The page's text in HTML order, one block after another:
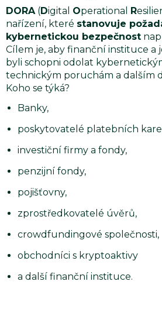
DORA(Digital Operational R
nařízení, které stanovuje
kybernetickou bezpečnost
Cílem je, aby finanční instituce a
byli schopni odolat
technickým poruchám a dalším
Koho se týká?
Banky,
poskytovatelé platebních
investiční firmy a fondy,
penzijní fondy,
pojišťovny,
zprostředkovatelé úvěrů,
crowdfundingové společnosti,
obchodníci s kryptoaktivy
a další finanční instituce.